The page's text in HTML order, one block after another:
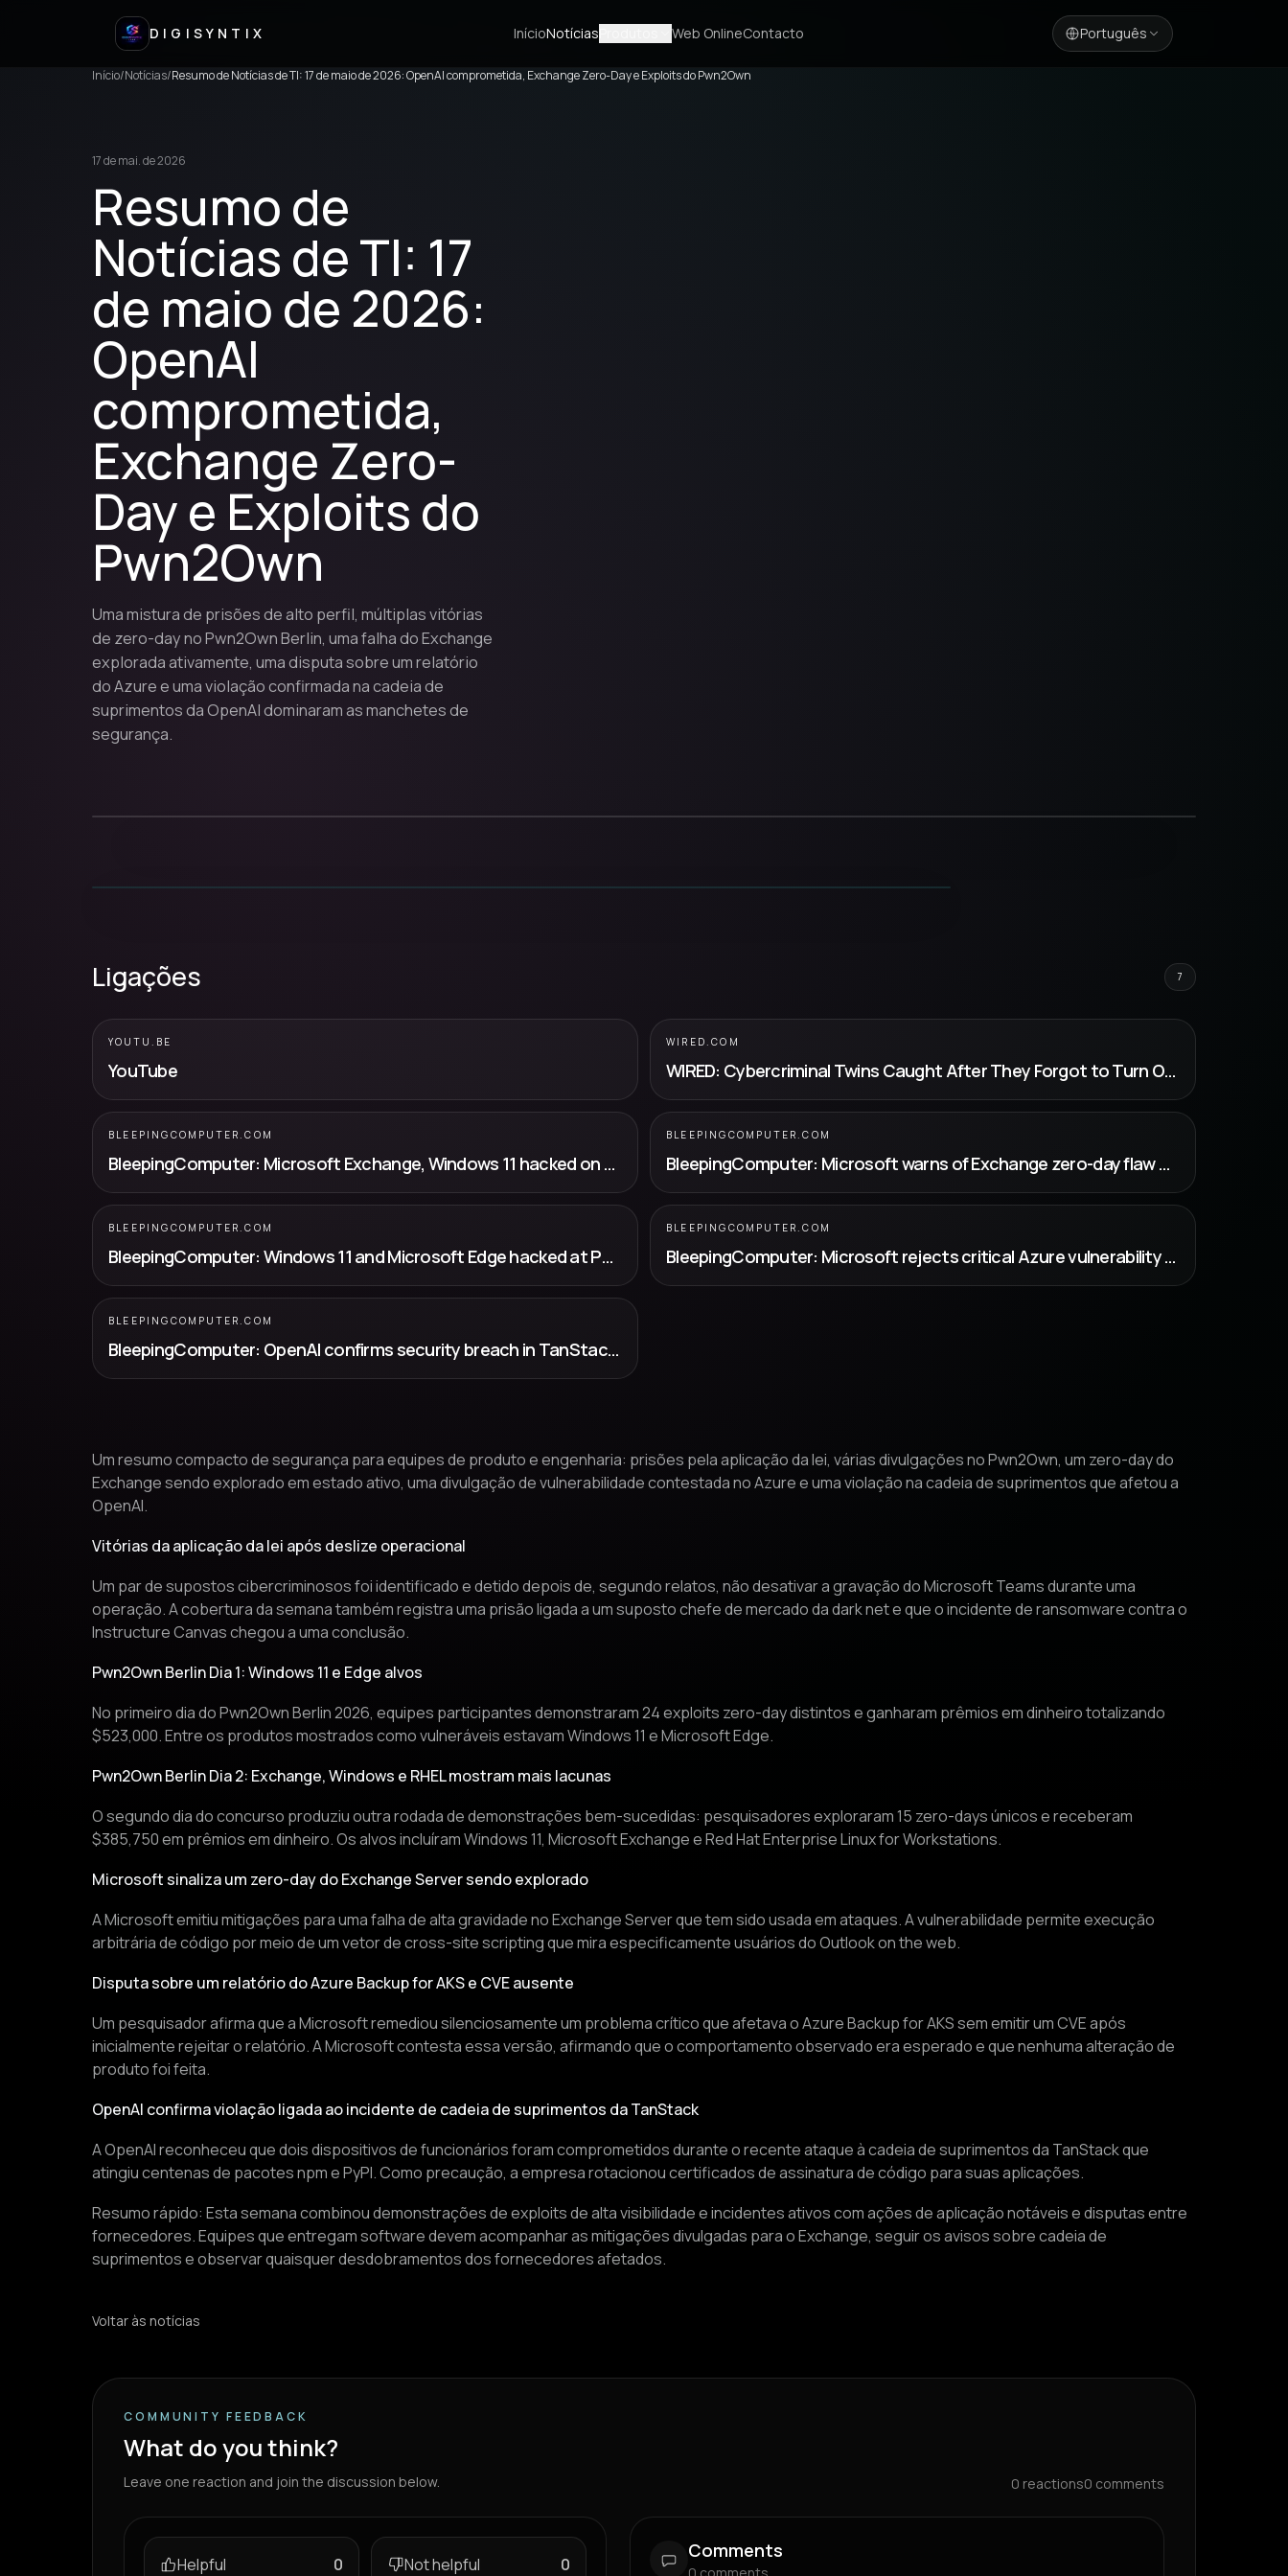
DIGISYNTIX InícioNotícias Web OnlineContacto Português
Início/Notícias/Resumo de Notícias de TI: 17 de maio de 2026: OpenAI comprometida, Exchange Zero-Day e Exploits do Pwn2Own
17 de mai. de 2026
Resumo de
Notícias de TI: 17
de maio de 2026:
OpenAI
comprometida,
Exchange Zero-
Day e Exploits do
Pwn2Own
Uma mistura de prisões de alto perfil, múltiplas vitórias
de zero-day no Pwn2Own Berlin, uma falha do Exchange
explorada ativamente, uma disputa sobre um relatório
do Azure e uma violação confirmada na cadeia de
suprimentos da OpenAI dominaram as manchetes de
segurança.
Ligações 7
YOUTU.BE
YouTube
WIRED.COM
WIRED: Cybercriminal Twins Caught After They Forgot to Turn Off Microsoft Te...
BLEEPINGCOMPUTER.COM
BleepingComputer: Microsoft Exchange, Windows 11 hacked on second day of Pwn2Own
BLEEPINGCOMPUTER.COM
BleepingComputer: Microsoft warns of Exchange zero-day flaw exploited in attacks
BLEEPINGCOMPUTER.COM
BleepingComputer: Windows 11 and Microsoft Edge hacked at Pwn2Own Berlin 2026
BLEEPINGCOMPUTER.COM
BleepingComputer: Microsoft rejects critical Azure vulnerability report, no CVE issued
BLEEPINGCOMPUTER.COM
BleepingComputer: OpenAI confirms security breach in TanStack supply chain attack
Um resumo compacto de segurança para equipes de produto e engenharia: prisões pela aplicação da lei, várias divulgações no Pwn2Own, um zero-day do
Exchange sendo explorado em estado ativo, uma divulgação de vulnerabilidade contestada no Azure e uma violação na cadeia de suprimentos que afetou a
OpenAI.
Vitórias da aplicação da lei após deslize operacional
Um par de supostos cibercriminosos foi identificado e detido depois de, segundo relatos, não desativar a gravação do Microsoft Teams durante uma
operação. A cobertura da semana também registra uma prisão ligada a um suposto chefe de mercado da dark net e que o incidente de ransomware contra o
Instructure Canvas chegou a uma conclusão.
Pwn2Own Berlin Dia 1: Windows 11 e Edge alvos
No primeiro dia do Pwn2Own Berlin 2026, equipes participantes demonstraram 24 exploits zero-day distintos e ganharam prêmios em dinheiro totalizando
$523,000. Entre os produtos mostrados como vulneráveis estavam Windows 11 e Microsoft Edge.
Pwn2Own Berlin Dia 2: Exchange, Windows e RHEL mostram mais lacunas
O segundo dia do concurso produziu outra rodada de demonstrações bem-sucedidas: pesquisadores exploraram 15 zero-days únicos e receberam
$385,750 em prêmios em dinheiro. Os alvos incluíram Windows 11, Microsoft Exchange e Red Hat Enterprise Linux for Workstations.
Microsoft sinaliza um zero-day do Exchange Server sendo explorado
A Microsoft emitiu mitigações para uma falha de alta gravidade no Exchange Server que tem sido usada em ataques. A vulnerabilidade permite execução
arbitrária de código por meio de um vetor de cross-site scripting que mira especificamente usuários do Outlook on the web.
Disputa sobre um relatório do Azure Backup for AKS e CVE ausente
Um pesquisador afirma que a Microsoft remediou silenciosamente um problema crítico que afetava o Azure Backup for AKS sem emitir um CVE após
inicialmente rejeitar o relatório. A Microsoft contesta essa versão, afirmando que o comportamento observado era esperado e que nenhuma alteração de
produto foi feita.
OpenAI confirma violação ligada ao incidente de cadeia de suprimentos da TanStack
A OpenAI reconheceu que dois dispositivos de funcionários foram comprometidos durante o recente ataque à cadeia de suprimentos da TanStack que
atingiu centenas de pacotes npm e PyPI. Como precaução, a empresa rotacionou certificados de assinatura de código para suas aplicações.
Resumo rápido: Esta semana combinou demonstrações de exploits de alta visibilidade e incidentes ativos com ações de aplicação notáveis e disputas entre
fornecedores. Equipes que entregam software devem acompanhar as mitigações divulgadas para o Exchange, seguir os avisos sobre cadeia de
suprimentos e observar quaisquer desdobramentos dos fornecedores afetados.
Voltar às notícias
COMMUNITY FEEDBACK
What do you think?
Leave one reaction and join the discussion below. 0 reactions0 comments
Helpful 0 Not helpful 0
Comments